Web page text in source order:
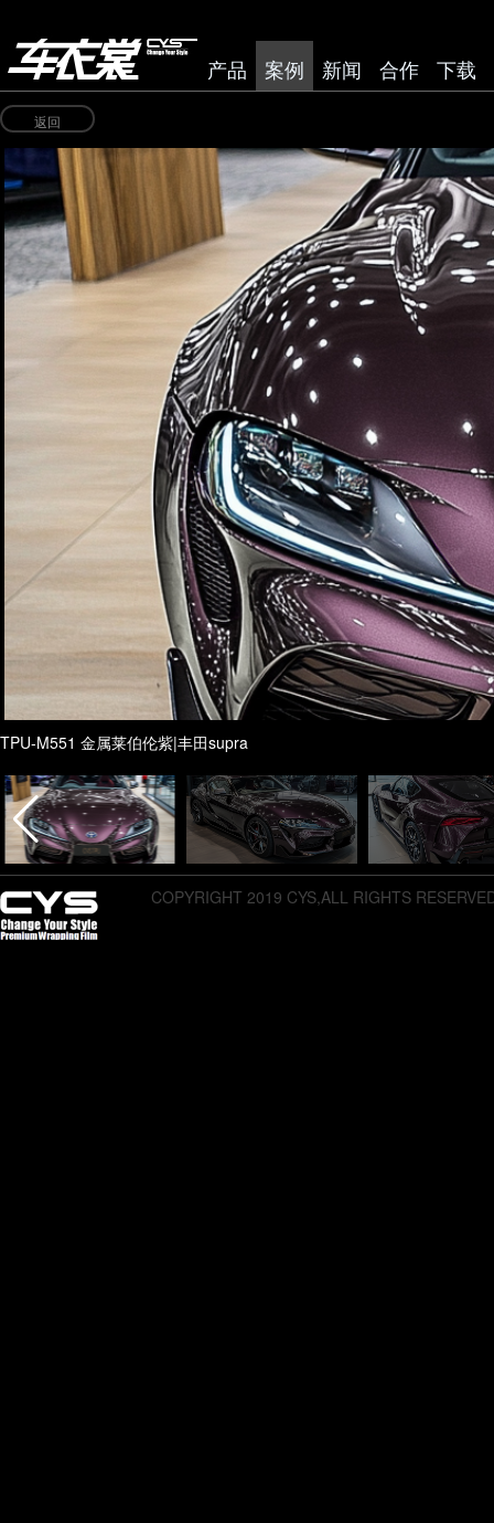
产品 案例 新闻 合作 下载
返回
TPU-M551 金属莱伯伦紫|丰田supra
COPYRIGHT 2019 CYS,ALL RIGHTS